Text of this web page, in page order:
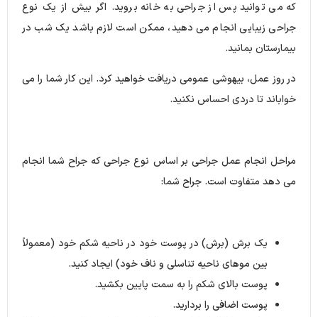
که می توانید پس از جراحی به خانه بروید. اگر بیش از یک نوع
جراحی زیبایی انجام می دهید، ممکن است لازم باشد یک شب در
بیمارستان بمانید.
در روز عمل، بیهوشی عمومی دریافت خواهید کرد. این کار شما را می
خواباند تا دردی احساس نکنید.
مراحل انجام عمل جراحی بر اساس نوع جراحی که جراح شما انجام
می دهد متفاوت است. جراح شما:
یک برش (برش) در پوست خود در ناحیه شکم خود (معمولاً
بین موهای ناحیه تناسلی و ناف خود) ایجاد کنید.
پوست بالای شکم را به سمت پایین بکشید.
پوست اضافی را بردارید.